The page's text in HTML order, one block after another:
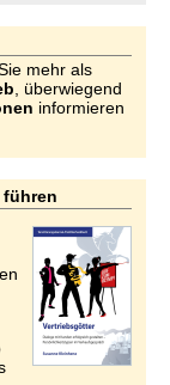
mehr als
, überwiegend
informieren